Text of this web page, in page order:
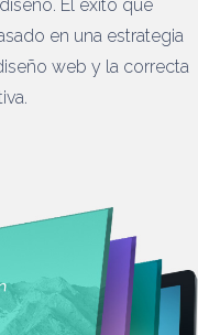
El éxito que
en una estrategia
web y la correcta